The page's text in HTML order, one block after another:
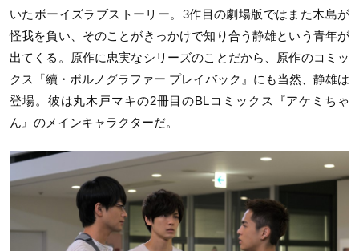
いたボーイズラブストーリー。3作目の劇場版ではまた木島が
怪我を負い、そのことがきっかけで知り合う静雄という青年が
出てくる。原作に忠実なシリーズのことだから、原作のコミッ
クス『續・ポルノグラファー プレイバック』にも当然、静雄は
登場。彼は丸木戸マキの2冊目のBLコミックス『アケミちゃ
ん』のメインキャラクターだ。